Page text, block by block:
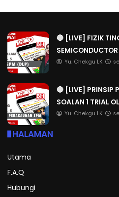
🔴 [LIVE] FIZIK
Yu. Chekgu LK
🔴 [LIVE] PRINSIP
SOALAN 1 TRIAL
Yu. Chekgu LK
HALAMAN
Utama
F.A.Q
Hubungi